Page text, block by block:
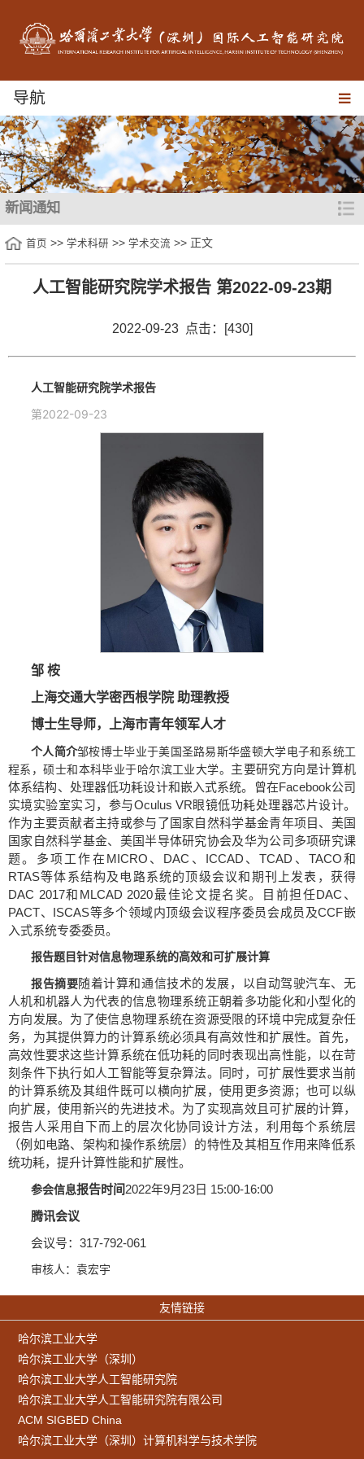
导航
新闻通知
首页 >> 学术科研 >> 学术交流 >> 正文
人工智能研究院学术报告 第2022-09-23期
2022-09-23 点击：[430]
人工智能研究院学术报告
第2022-09-23
邹 桉
上海交通大学密西根学院 助理教授
博士生导师，上海市青年领军人才
个人简介邹桉博士毕业于美国圣路易斯华盛顿大学电子和系统工
程系，硕士和本科毕业于哈尔滨工业大学。 主要研究方向是计算机
体系结构、处理器低功耗设计和嵌入式系统。曾在Facebook公司
实境实验室实习，参与Oculus VR眼镜低功耗处理器芯片设计。
作为主要贡献者主持或参与了国家自然科学基金青年项目、美国
国家自然科学基金、美国半导体研究协会及华为公司多项研究课
题。多项工作在MICRO、DAC、ICCAD、TCAD、TACO和
RTAS等体系结构及电路系统的顶级会议和期刊上发表，获得
DAC 2017和MLCAD 2020最佳论文提名奖。目前担任DAC、
PACT、ISCAS等多个领域内顶级会议程序委员会成员及CCF嵌
入式系统专委委员。
报告题目针对信息物理系统的高效和可扩展计算
报告摘要随着计算和通信技术的发展，以自动驾驶汽车、无
人机和机器人为代表的信息物理系统正朝着多功能化和小型化的
方向发展。为了使信息物理系统在资源受限的环境中完成复杂任
务，为其提供算力的计算系统必须具有高效性和扩展性。首先，
高效性要求这些计算系统在低功耗的同时表现出高性能，以在苛
刻条件下执行如人工智能等复杂算法。同时，可扩展性要求当前
的计算系统及其组件既可以横向扩展，使用更多资源；也可以纵
向扩展，使用新兴的先进技术。为了实现高效且可扩展的计算，
报告人采用自下而上的层次化协同设计方法，利用每个系统层
（例如电路、架构和操作系统层）的特性及其相互作用来降低系
统功耗，提升计算性能和扩展性。
参会信息报告时间2022年9月23日 15:00-16:00
腾讯会议
会议号： 317-792-061
审核人：袁宏宇
友情链接
哈尔滨工业大学
哈尔滨工业大学（深圳）
哈尔滨工业大学人工智能研究院
哈尔滨工业大学人工智能研究院有限公司
ACM SIGBED China
哈尔滨工业大学（深圳）计算机科学与技术学院